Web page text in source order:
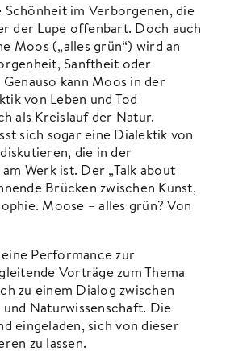
im Verborgenen, die
der Lupe offenbart. Doch auch
Moos („alles grün“) wird an
Sanftheit oder
kann Moos in der
von Leben und Tod
als Kreislauf der Natur.
sich sogar eine Dialektik von
die in der
Werk ist. Der „Talk about
Brücken zwischen Kunst,
Moose – alles grün? Von
Performance zur
Vorträge zum Thema
zu einem Dialog zwischen
Naturwissenschaft. Die
eingeladen, sich von dieser
zu lassen.